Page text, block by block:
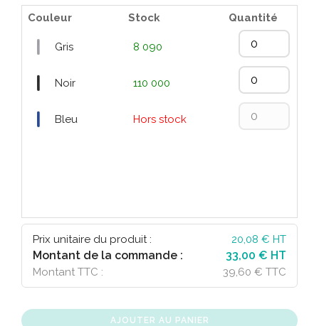
Couleur Stock Quantité
Gris 8 090
Noir 110 000
Bleu Hors stock
Prix unitaire du produit : 20,08 € HT
Montant de la commande : 33,00 € HT
Montant TTC : 39,60 € TTC
AJOUTER AU PANIER